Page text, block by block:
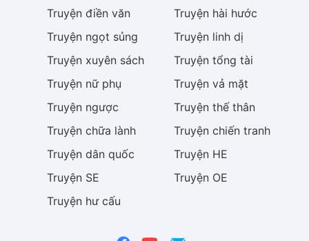
Truyện điền văn Truyện hài hước
Truyện ngọt sủng Truyện linh dị
Truyện xuyên sách Truyện tổng tài
Truyện nữ phụ Truyện vả mặt
Truyện ngược Truyện thế thân
Truyện chữa lành Truyện chiến tranh
Truyện dân quốc Truyện HE
Truyện SE Truyện OE
Truyện hư cấu